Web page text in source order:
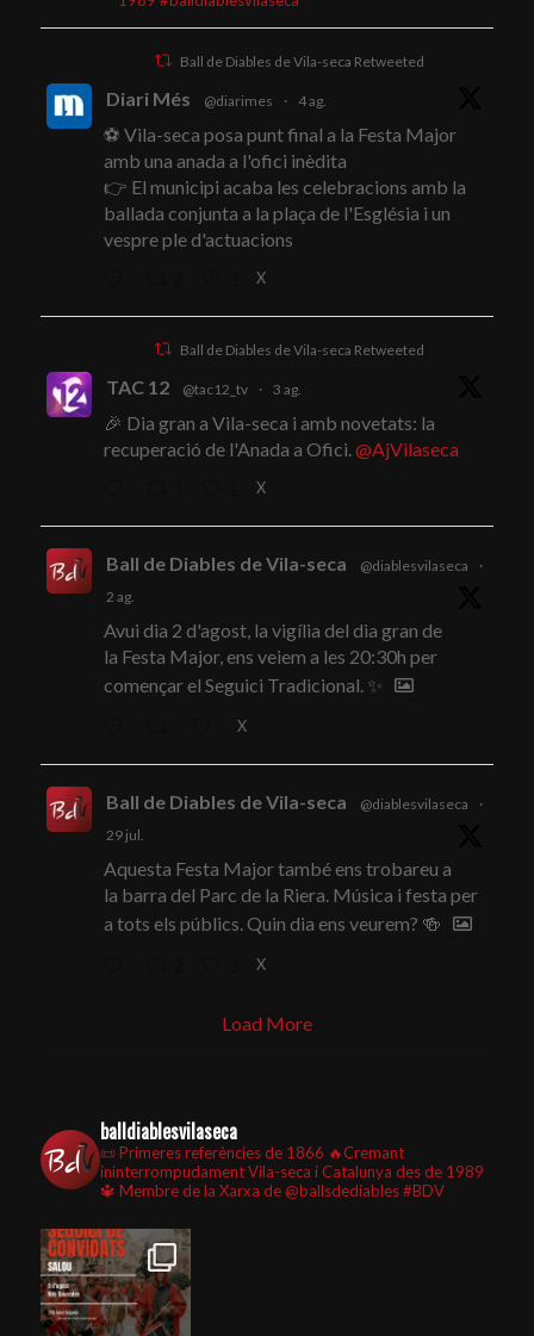
Ball de Diables de Vila-seca Retweeted
Diari Més @diarimes · 4 ag.
⚽ Vila-seca posa punt final a la Festa Major
amb una anada a l'ofici inèdita
👉 El municipi acaba les celebracions amb la
ballada conjunta a la plaça de l'Església i un
vespre ple d'actuacions
X
Ball de Diables de Vila-seca Retweeted
TAC 12 @tac12_tv · 3 ag.
🎉 Dia gran a Vila-seca i amb novetats: la
recuperació de l'Anada a Ofici.@AjVilaseca
X
Ball de Diables de Vila-seca @diablesvilaseca
·
2 ag.
Avui dia 2 d'agost, la vigília del dia gran de
la Festa Major, ens veiem a les 20:30h per
començar el Seguici Tradicional. ✨
X
Ball de Diables de Vila-seca @diablesvilaseca
·
29 jul.
Aquesta Festa Major també ens trobareu a
la barra del Parc de la Riera. Música i festa per
a tots els públics. Quin dia ens veurem? 🍻
X
Load More
balldiablesvilaseca
📜 Primeres referències de 1866 🔥Cremant
ininterrompudament Vila-seca i Catalunya des de 1989
🔱 Membre de la Xarxa de @ballsdediables#BDV